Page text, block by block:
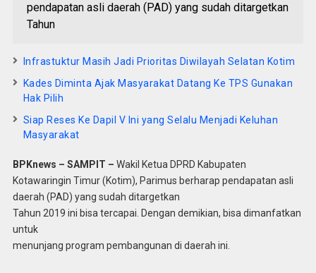
pendapatan asli daerah (PAD) yang sudah ditargetkan
Tahun
Infrastuktur Masih Jadi Prioritas Diwilayah Selatan Kotim
Kades Diminta Ajak Masyarakat Datang Ke TPS Gunakan
Hak Pilih
Siap Reses Ke Dapil V Ini yang Selalu Menjadi Keluhan
Masyarakat
BPKnews – SAMPIT – Wakil Ketua DPRD Kabupaten
Kotawaringin Timur (Kotim), Parimus berharap pendapatan asli
daerah (PAD) yang sudah ditargetkan
Tahun 2019 ini bisa tercapai. Dengan demikian, bisa dimanfatkan
untuk
menunjang program pembangunan di daerah ini.